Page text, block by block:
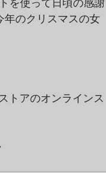
を使って日頃の感謝
年のクリスマスの女
トアのオンラインス